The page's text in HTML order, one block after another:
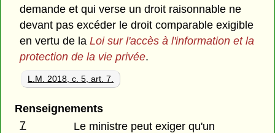
demande et qui verse un droit raisonnable ne
devant pas excéder le droit comparable exigible
en vertu de laLoi sur l'accès à l'information et la
protection de la vie privée.
L.M. 2018, c. 5, art. 7.
Renseignements
7
Le ministre peut exiger qu'un